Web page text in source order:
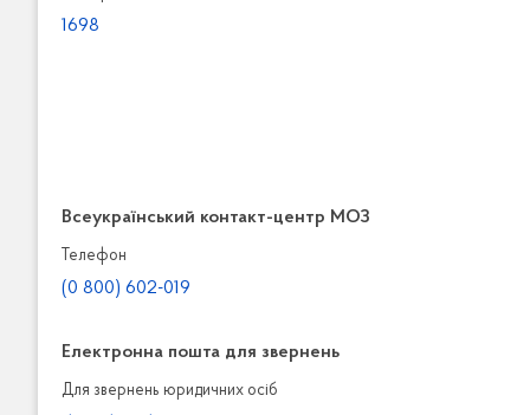
1698
Всеукраїнський контакт-центр МОЗ
Телефон
(0 800) 602-019
Електронна пошта для звернень
Для звернень юридичних осiб